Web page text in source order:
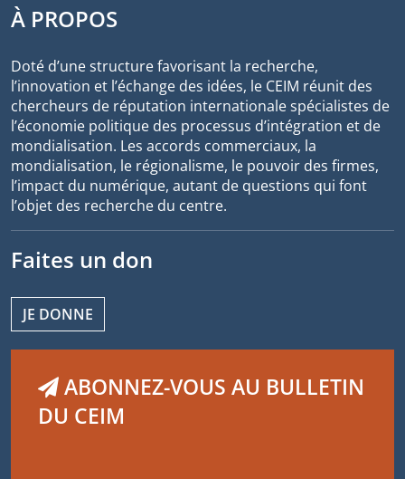
À PROPOS
Doté d’une structure favorisant la recherche,
l’innovation et l’échange des idées, le CEIM réunit des
chercheurs de réputation internationale spécialistes de
l’économie politique des processus d’intégration et de
mondialisation. Les accords commerciaux, la
mondialisation, le régionalisme, le pouvoir des firmes,
l’impact du numérique, autant de questions qui font
l’objet des recherche du centre.
Faites un don
JE DONNE
ABONNEZ-VOUS AU BULLETIN
DU CEIM